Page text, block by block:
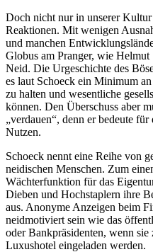
Doch nicht nur in unserer
Reaktionen. Mit wenigen
und manchen
Globus am Pranger, wie
Neid. Die Urgeschichte des
es laut Schoeck ein Minimum
zu halten und wesentliche
können. Den Überschuss aber
„verdauen“, denn er bedeute
Nutzen.
Schoeck nennt eine Reihe von
neidischen Menschen. Zum
Wächterfunktion für das
Dieben und Hochstaplern ihre
aus. Anonyme Anzeigen beim
neidmotiviert sein wie das
oder Bankpräsidenten, wenn
Luxushotel eingeladen werden.